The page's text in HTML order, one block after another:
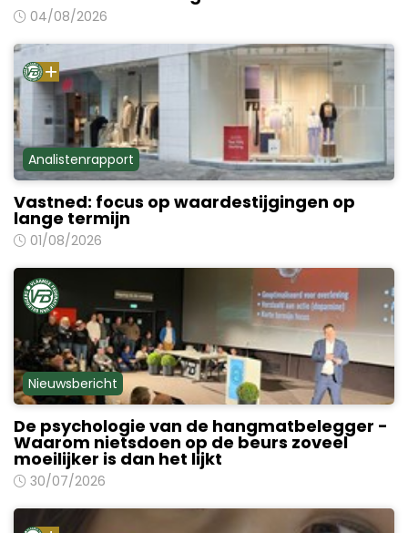
04/08/2026
Analistenrapport
Vastned: focus op waardestijgingen op
lange termijn
01/08/2026
Nieuwsbericht
De psychologie van de hangmatbelegger -
Waarom nietsdoen op de beurs zoveel
moeilijker is dan het lijkt
30/07/2026